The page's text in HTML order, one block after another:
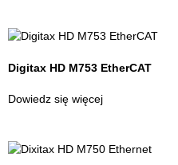
Digitax HD M753 EtherCAT
Dowiedz się więcej